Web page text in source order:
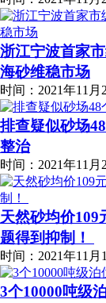
浙江宁波首家
海砂维稳市场
时间：2021年11
排查疑似砂场
整治
时间：2021年11
天然砂均价109
题得到抑制！
时间：2021年11
3个10000吨级